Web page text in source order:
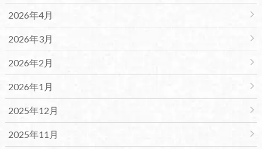
2026年4月
2026年3月
2026年2月
2026年1月
2025年12月
2025年11月